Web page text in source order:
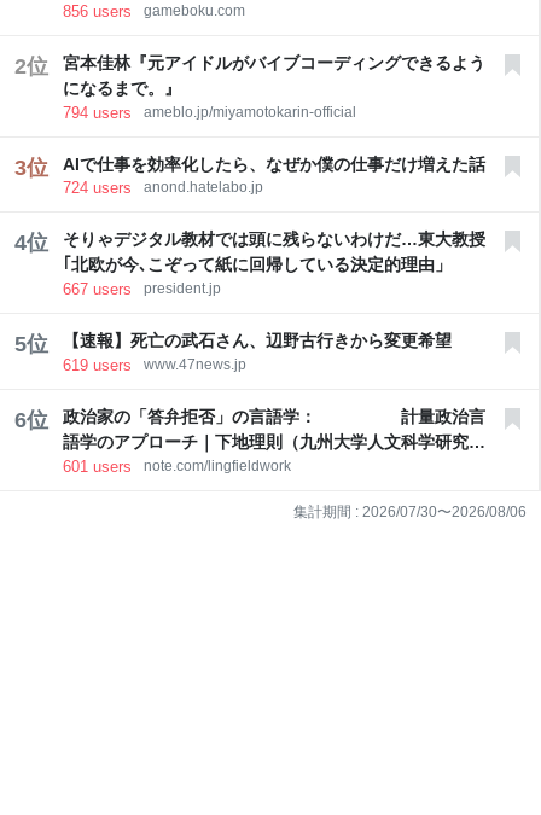
856 users gameboku.com
2位
宮本佳林『元アイドルがバイブコーディングできるよう
になるまで。』
794 users ameblo.jp/miyamotokarin-official
3位 AIで仕事を効率化したら、なぜか僕の仕事だけ増えた話
724 users anond.hatelabo.jp
4位
そりゃデジタル教材では頭に残らないわけだ…東大教授
｢北欧が今､こぞって紙に回帰している決定的理由」
667 users president.jp
5位 【速報】死亡の武石さん、辺野古行きから変更希望
619 users www.47news.jp
6位
政治家の「答弁拒否」の言語学： 計量政治言
語学のアプローチ｜下地理則（九州大学人文科学研究院
教授）
601 users note.com/lingfieldwork
集計期間 : 2026/07/30〜2026/08/06